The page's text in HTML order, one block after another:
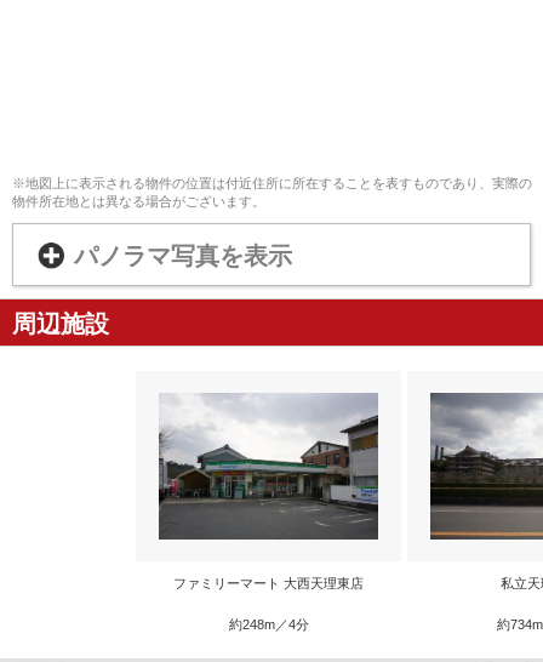
※地図上に表示される物件の位置は付近住所に所在することを表すものであり、実際の
物件所在地とは異なる場合がございます。
パノラマ写真を表示
周辺施設
ファミリーマート 大西天理東店
約248m／4分
私立天
約